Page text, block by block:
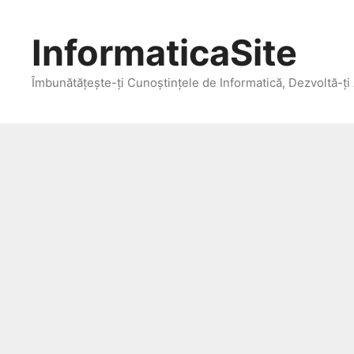
contentInformaticaSite
Îmbunătățește-ți Cunoștințele de Informatică, Dezvoltă-